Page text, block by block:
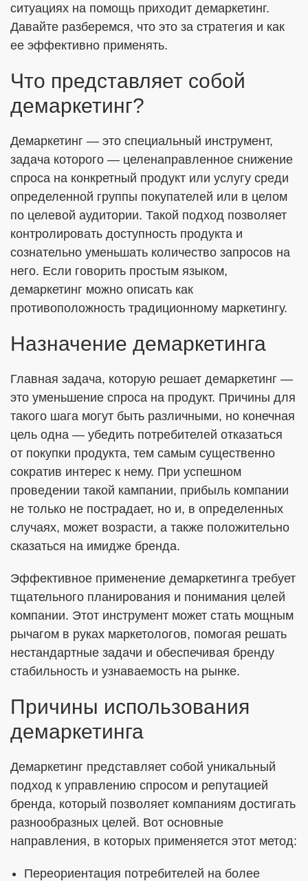
Я согласен сПолитикой в отношении обработки ПДн
Даю Согласие на обработку персональных данных в
соответствии с установленной формой
ситуациях на помощь приходит демаркетинг.
Давайте разберемся, что это за стратегия и как
ее эффективно применять.
Что представляет собой
демаркетинг?
Демаркетинг — это специальный инструмент,
задача которого — целенаправленное снижение
спроса на конкретный продукт или услугу среди
определенной группы покупателей или в целом
по целевой аудитории. Такой подход позволяет
контролировать доступность продукта и
сознательно уменьшать количество запросов на
него. Если говорить простым языком,
демаркетинг можно описать как
противоположность традиционному маркетингу.
Назначение демаркетинга
Главная задача, которую решает демаркетинг —
это уменьшение спроса на продукт. Причины для
такого шага могут быть различными, но конечная
цель одна — убедить потребителей отказаться
от покупки продукта, тем самым существенно
сократив интерес к нему. При успешном
проведении такой кампании, прибыль компании
не только не пострадает, но и, в определенных
случаях, может возрасти, а также положительно
сказаться на имидже бренда.
Эффективное применение демаркетинга требует
тщательного планирования и понимания целей
компании. Этот инструмент может стать мощным
рычагом в руках маркетологов, помогая решать
нестандартные задачи и обеспечивая бренду
стабильность и узнаваемость на рынке.
Причины использования
демаркетинга
Демаркетинг представляет собой уникальный
подход к управлению спросом и репутацией
бренда, который позволяет компаниям достигать
разнообразных целей. Вот основные
направления, в которых применяется этот метод:
Переориентация потребителей на более